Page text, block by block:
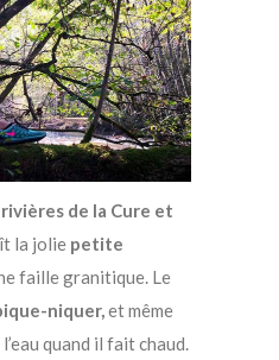
rivières de la Cure et
la jolie petite
faille granitique. Le
niquer,et même
quand il fait chaud.